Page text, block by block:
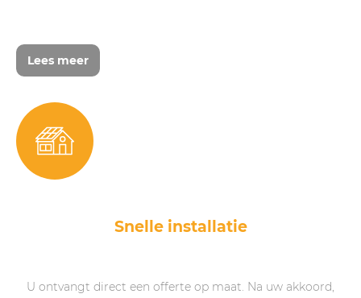
Lees meer
Snelle installatie
U ontvangt direct een offerte op maat. Na uw akkoord,